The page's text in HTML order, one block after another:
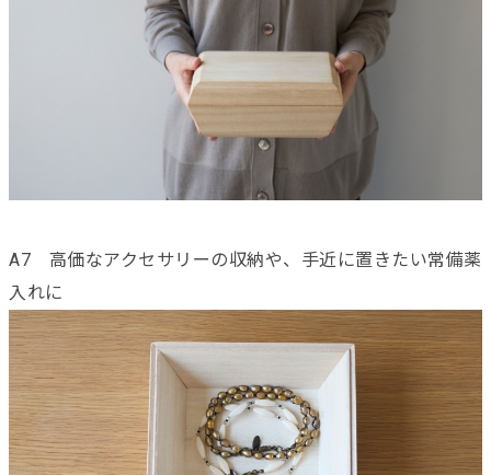
A7 高価なアクセサリーの収納や、手近に置きたい常備薬
入れに